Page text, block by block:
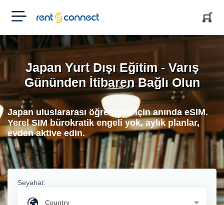
RENT'N
CONNECT
Japan Yurt Dışı Eğitim - Varış
Gününden İtibaren Bağlı Olun
Japan uluslararası öğrenciler için anında eSIM.
Yerel SIM bürokratik engeli yok, aylık planlar,
evden aktive edin.
Seyahat: